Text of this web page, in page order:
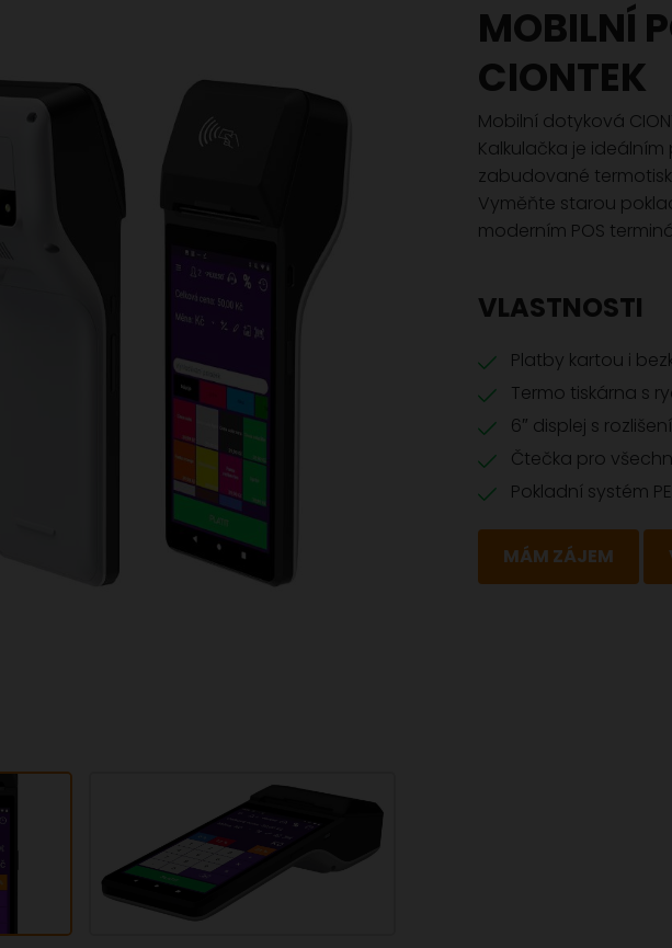
MOBILNÍ
CIONTEK
Mobilní dotyková
Kalkulačka je
zabudované
Vyměňte starou
moderním POS
VLASTNOSTI
Platby kartou i
Termo tiskárna s
6″ displej s
Čtečka pro
Pokladní systém
MÁM ZÁJEM